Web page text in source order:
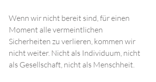
Wenn wir nicht bereit sind, für einen
Moment alle vermeintlichen
Sicherheiten zu verlieren, kommen wir
nicht weiter. Nicht als Individuum, nicht
als Gesellschaft, nicht als Menschheit.